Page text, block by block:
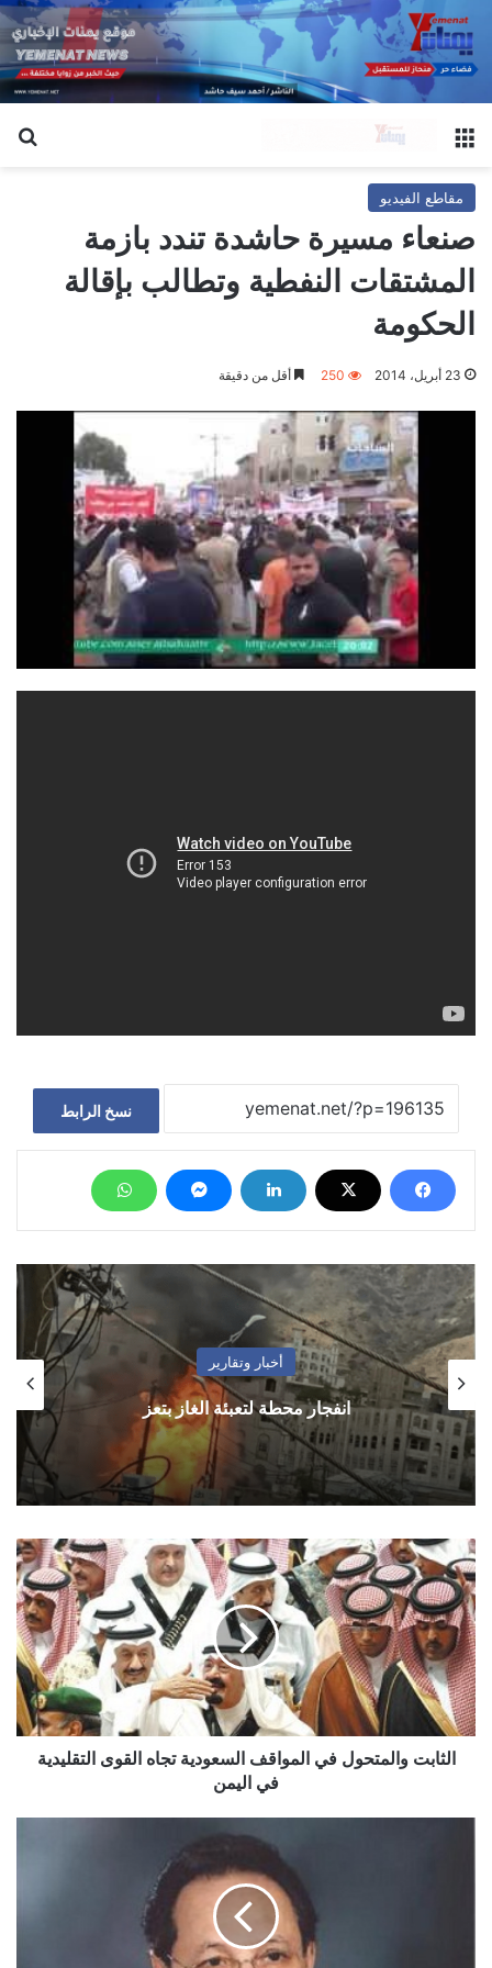
مقاطع الفيديو
صنعاء مسيرة حاشدة تندد بازمة
المشتقات النفطية وتطالب بإقالة
الحكومة
23 أبريل، 2014 250 أقل من دقيقة
نسخ الرابط
أخبار وتقارير
انفجار محطة لتعبئة الغاز بتعز
الثابت
والمتحول
في
المواقف
السعودية
تجاه
القوى
التقليدية
في
اليمنالثابت والمتحول في المواقف السعودية تجاه القوى التقليدية
في اليمن